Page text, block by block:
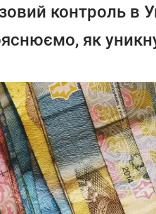
контроль в
як